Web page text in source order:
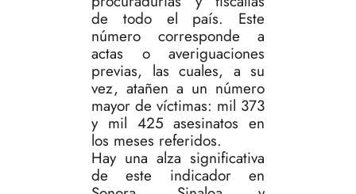
de todo el país. Este
número corresponde a
actas o averiguaciones
previas, las cuales, a su
vez, atañen a un número
mayor de víctimas: mil 373
y mil 425 asesinatos en
los meses referidos.
Hay una alza significativa
de este indicador en